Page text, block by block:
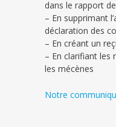
dans le rapport
– En supprimant
déclaration des
– En créant un
– En clarifiant les
les mécènes
Notre